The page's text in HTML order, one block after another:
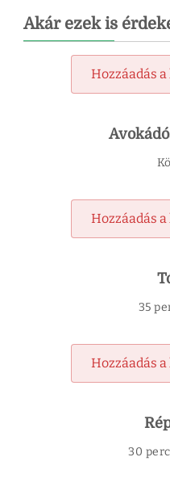
Akár ezek is
Hozzáadás
Hozzáadás
35
Hozzáadás
30 perc